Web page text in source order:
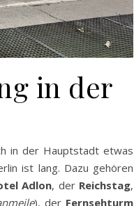
in der
in der Hauptstadt etwas
ist lang. Dazu gehören
Adlon, der Reichstag,
), der Fernsehturm